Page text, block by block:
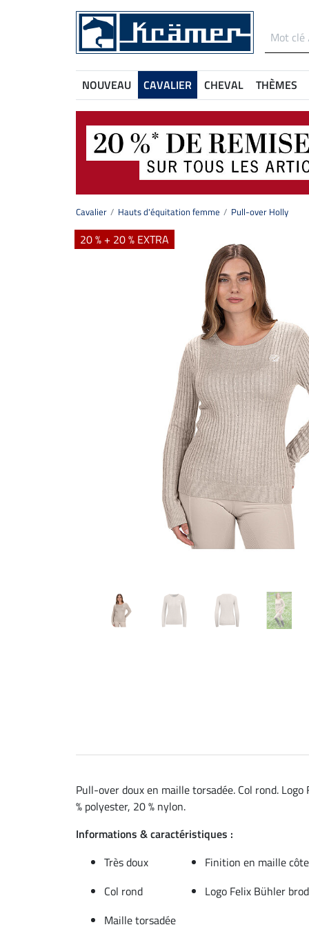
NOUVEAU CAVALIER CHEVAL THÈMES
Cavalier Hauts d'équitation femme Pull-over Holly
20 % + 20 % EXTRA
Pull-over doux en maille torsadée. Col rond.
% polyester, 20 % nylon.
Informations & caractéristiques :
Très doux
Finition en maille
Col rond
Logo Felix Bühler
Maille torsadée